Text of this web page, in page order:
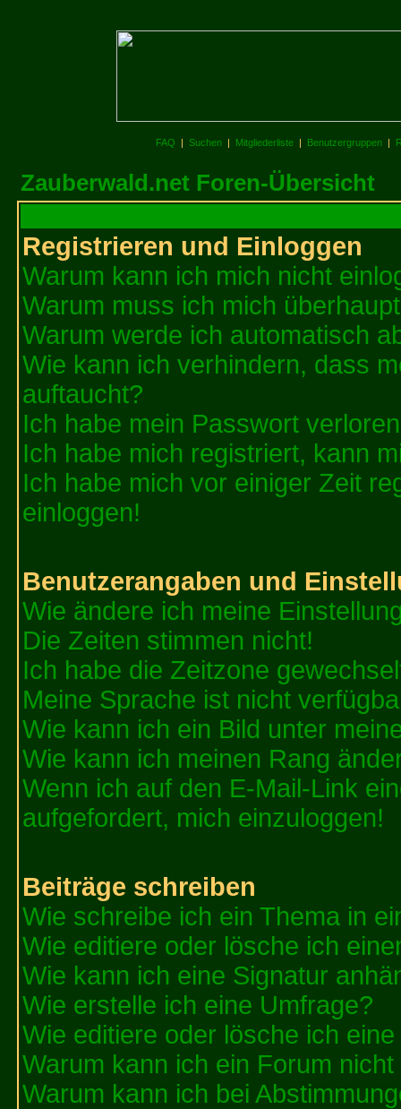
FAQ | Suchen | Mitgliederliste | Benutzergruppen |
Zauberwald.net Foren-Übersicht
Registrieren und Einloggen
Warum kann ich mich nicht
Warum muss ich mich
Warum werde ich automatisch
Wie kann ich verhindern, dass
auftaucht?
Ich habe mein Passwort
Ich habe mich registriert, kann
Ich habe mich vor einiger Zeit
einloggen!
Benutzerangaben und
Wie ändere ich meine
Die Zeiten stimmen nicht!
Ich habe die Zeitzone
Meine Sprache ist nicht
Wie kann ich ein Bild unter
Wie kann ich meinen Rang
Wenn ich auf den E-Mail-Link
aufgefordert, mich einzuloggen!
Beiträge schreiben
Wie schreibe ich ein Thema in
Wie editiere oder lösche ich
Wie kann ich eine Signatur
Wie erstelle ich eine Umfrage?
Wie editiere oder lösche ich
Warum kann ich ein Forum
Warum kann ich bei